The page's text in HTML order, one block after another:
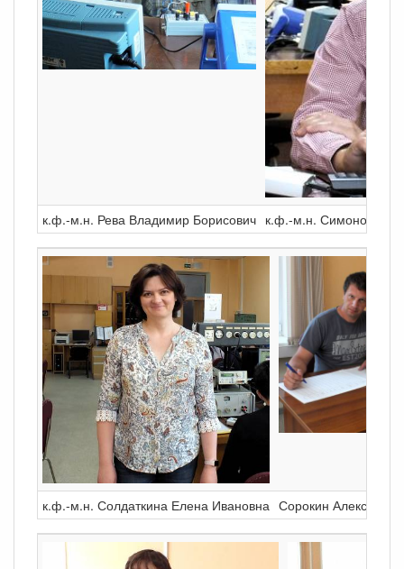
к.ф.-м.н. Рева Владимир Борисович к.ф.-м.н. Симонов
к.ф.-м.н. Солдаткина Елена Ивановна Сорокин Алексей